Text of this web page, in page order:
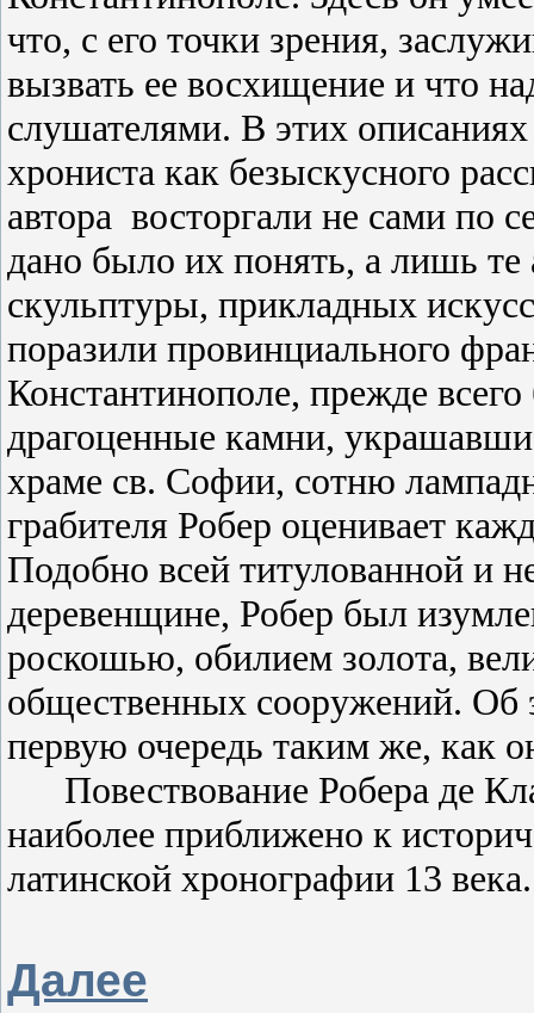
что, с его точки зрения,
вызвать ее восхищение и что
слушателями. В этих описаниях
хрониста как безыскусного
автора восторгали не сами по
дано было их понять, а лишь те
скульптуры, прикладных
поразили провинциального
Константинополе, прежде
драгоценные камни,
храме св. Софии, сотню
грабителя Робер оценивает
Подобно всей титулованной и
деревенщине, Робер был
роскошью, обилием золота,
общественных сооружений. Об
первую очередь таким же, как
Повествование Робера де
наиболее приближено к
латинской хронографии 13 века.
Далее